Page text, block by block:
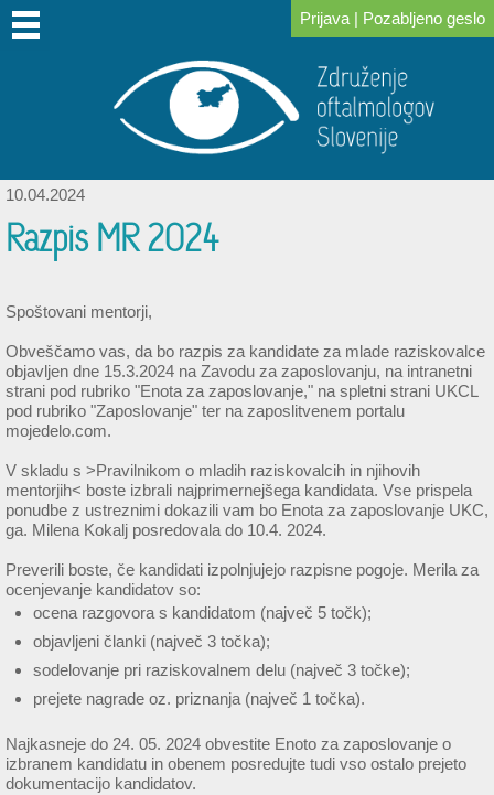
DOMOV
O
PRIDRUŽITE
ZA
KONGRESI
ZA
POVEZAVE
NOVICE
IZOBRAŽEVANJE
SKLAD
Prijava | Pozabljeno geslo
10.04.2024
Razpis MR 2024
Spoštovani mentorji,
Obveščamo vas, da bo razpis za kandidate za mlade raziskovalce
objavljen dne 15.3.2024 na Zavodu za zaposlovanju, na intranetni
strani pod rubriko "Enota za zaposlovanje," na spletni strani UKCL
pod rubriko "Zaposlovanje" ter na zaposlitvenem portalu
mojedelo.com.
V skladu s >Pravilnikom o mladih raziskovalcih in njihovih
mentorjih< boste izbrali najprimernejšega kandidata. Vse prispela
ponudbe z ustreznimi dokazili vam bo Enota za zaposlovanje UKC,
ga. Milena Kokalj posredovala do 10.4. 2024.
Preverili boste, če kandidati izpolnjujejo razpisne pogoje. Merila za
ocenjevanje kandidatov so:
ocena razgovora s kandidatom (največ 5 točk);
objavljeni članki (največ 3 točka);
sodelovanje pri raziskovalnem delu (največ 3 točke);
prejete nagrade oz. priznanja (največ 1 točka).
Najkasneje do 24. 05. 2024 obvestite Enoto za zaposlovanje o
izbranem kandidatu in obenem posredujte tudi vso ostalo prejeto
dokumentacijo kandidatov.